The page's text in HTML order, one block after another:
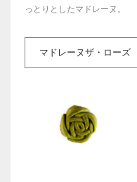
っとりとしたマドレーヌ。
マドレーヌザ・ロー